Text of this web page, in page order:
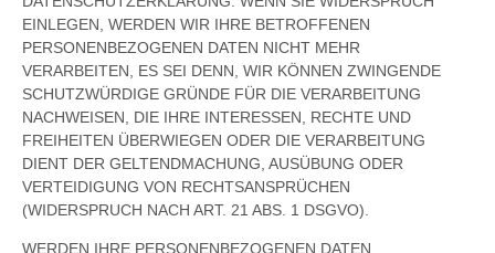
EINLEGEN, WERDEN WIR IHRE BETROFFENEN
PERSONENBEZOGENEN DATEN NICHT MEHR
VERARBEITEN, ES SEI DENN, WIR KÖNNEN ZWINGENDE
SCHUTZWÜRDIGE GRÜNDE FÜR DIE VERARBEITUNG
NACHWEISEN, DIE IHRE INTERESSEN, RECHTE UND
FREIHEITEN ÜBERWIEGEN ODER DIE VERARBEITUNG
DIENT DER GELTENDMACHUNG, AUSÜBUNG ODER
VERTEIDIGUNG VON RECHTSANSPRÜCHEN
(WIDERSPRUCH NACH ART. 21 ABS. 1 DSGVO).
WERDEN IHRE PERSONENBEZOGENEN DATEN